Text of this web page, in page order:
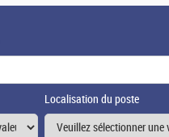
Localisation du poste